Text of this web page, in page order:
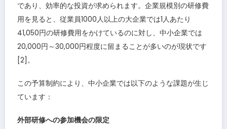
であり、効率的な投資が求められます。企業規模別の研修費
用を見ると、従業員1000人以上の大企業では1人あたり
41,050円の研修費用をかけているのに対し、中小企業では
20,000円～30,000円程度に留まることが多いのが現状です
[2]。
この予算制約により、中小企業では以下のような課題が生じ
ています：
外部研修への参加機会の限定